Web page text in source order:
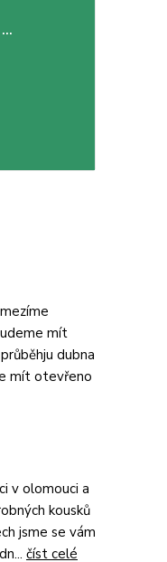
mít
dubna
mít otevřeno
v olomouci a
kousků
jsme se vám
číst celé